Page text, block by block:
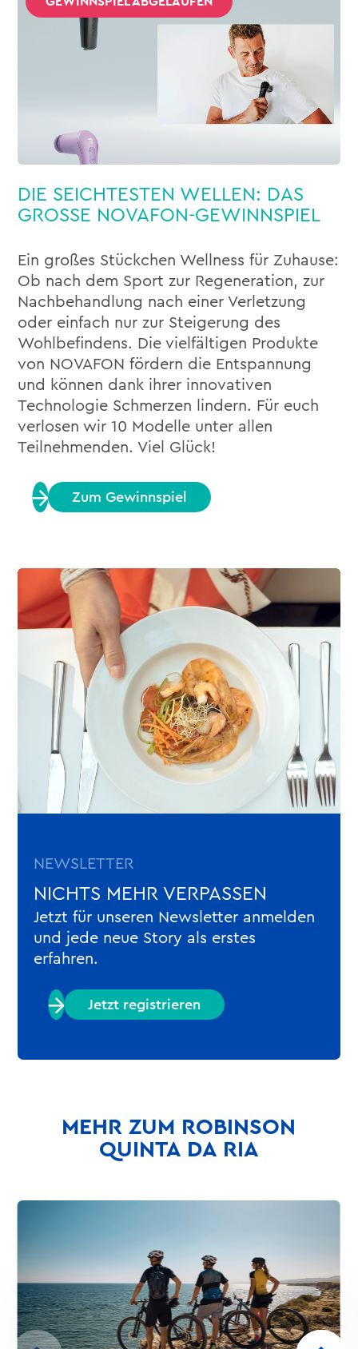
DIE SEICHTESTEN WELLEN: DAS
GROSSE NOVAFON-GEWINNSPIEL
Ein großes Stückchen Wellness für Zuhause:
Ob nach dem Sport zur Regeneration, zur
Nachbehandlung nach einer Verletzung
oder einfach nur zur Steigerung des
Wohlbefindens. Die vielfältigen Produkte
von NOVAFON fördern die Entspannung
und können dank ihrer innovativen
Technologie Schmerzen lindern. Für euch
verlosen wir 10 Modelle unter allen
Teilnehmenden. Viel Glück!
Zum Gewinnspiel
NEWSLETTER
NICHTS MEHR VERPASSEN
Jetzt für unseren Newsletter anmelden
und jede neue Story als erstes
erfahren.
Jetzt registrieren
MEHR ZUM ROBINSON
QUINTA DA RIA